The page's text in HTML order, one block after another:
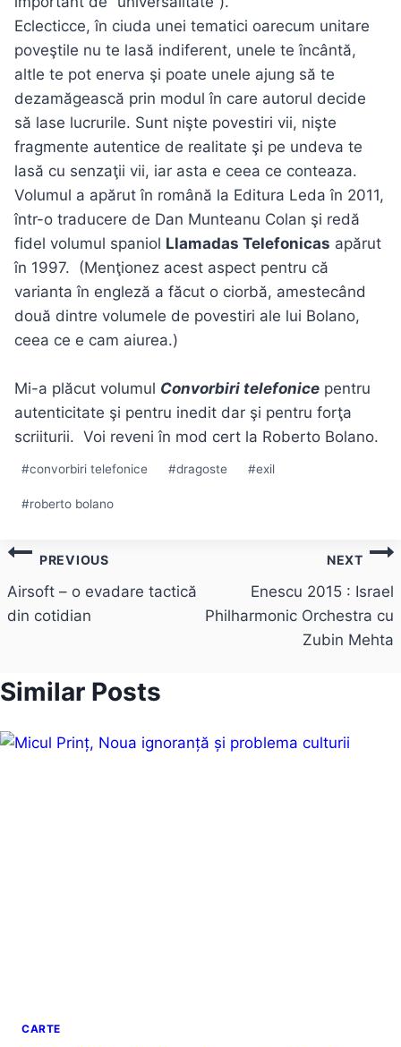
Eclecticce, în ciuda unei tematici oarecum unitare
poveştile nu te lasă indiferent, unele te încântă,
altle te pot enerva şi poate unele ajung să te
dezamăgească prin modul în care autorul decide
să lase lucrurile. Sunt nişte povestiri vii, nişte
fragmente autentice de realitate şi pe undeva te
lasă cu senzaţii vii, iar asta e ceea ce conteaza.
Volumul a apărut în română la Editura Leda în 2011,
într-o traducere de Dan Munteanu Colan şi redă
fidel volumul spaniol Llamadas Telefonicas apărut
în 1997. (Menţionez acest aspect pentru că
varianta în engleză a făcut o ciorbă, amestecând
două dintre volumele de povestiri ale lui Bolano,
ceea ce e cam aiurea.)
Mi-a plăcut volumul Convorbiri telefonice pentru
autenticitate şi pentru inedit dar şi pentru forţa
scriiturii. Voi reveni în mod cert la Roberto Bolano.
Post
#convorbiri telefonice #dragoste #exil
#roberto bolano
Post
navigation
PREVIOUS
Airsoft – o evadare tactică
din cotidian
NEXT
Enescu 2015 : Israel
Philharmonic Orchestra cu
Zubin Mehta
Similar Posts
CARTE